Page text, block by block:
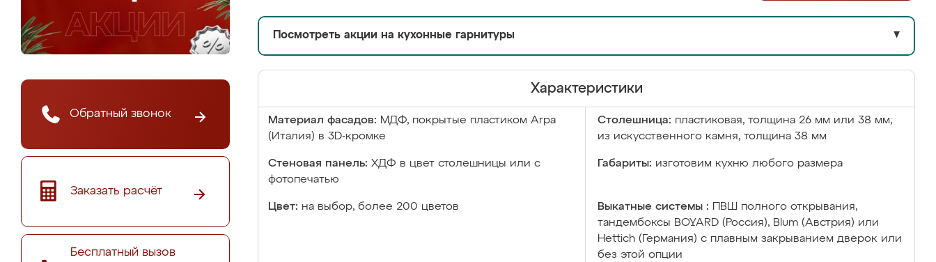
Обратный звонок
Заказать расчёт
Бесплатный вызов
Посмотреть акции на кухонные гарнитуры ▼
Характеристики
Материал фасадов: МДФ, покрытые пластиком Arpa
(Италия) в 3D-кромке
Столешница: пластиковая, толщина 26 мм или 38 мм;
из искусственного камня, толщина 38 мм
Стеновая панель: ХДФ в цвет столешницы или с
фотопечатью
Габариты: изготовим кухню любого размера
Цвет: на выбор, более 200 цветов Выкатные системы :
ПВШ полного открывания,
тандембоксы BOYARD (Россия), Blum (Австрия) или
Hettich (Германия) с плавным закрыванием дверок или
без этой опции